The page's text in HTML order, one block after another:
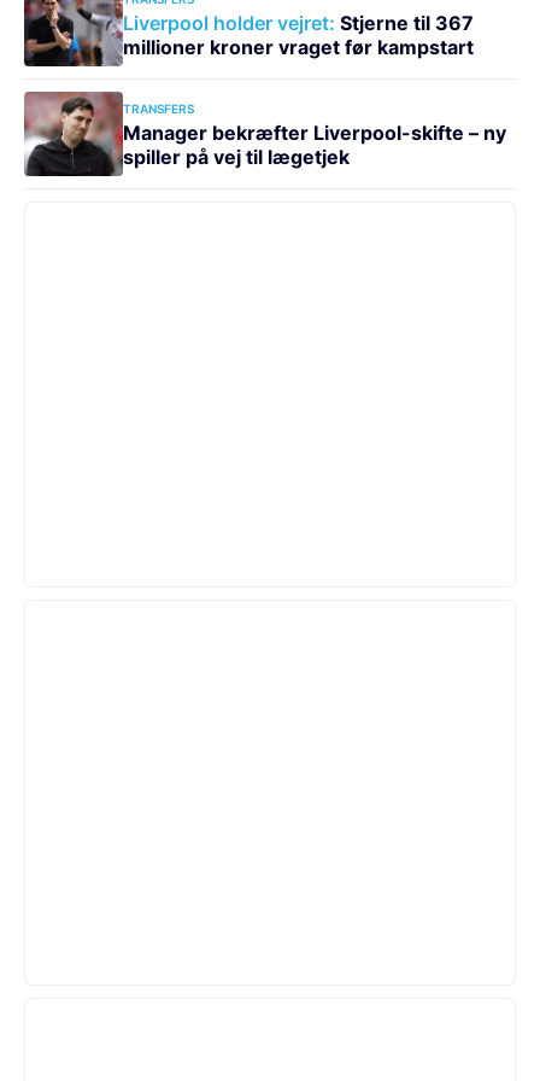
Liverpool holder vejret: Stjerne til 367
millioner kroner vraget før kampstart
TRANSFERS
Manager bekræfter Liverpool-skifte – ny
spiller på vej til lægetjek